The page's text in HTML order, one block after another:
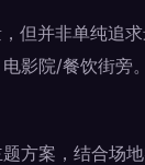
但并非单纯追
影院/餐饮街旁
方案，结合场